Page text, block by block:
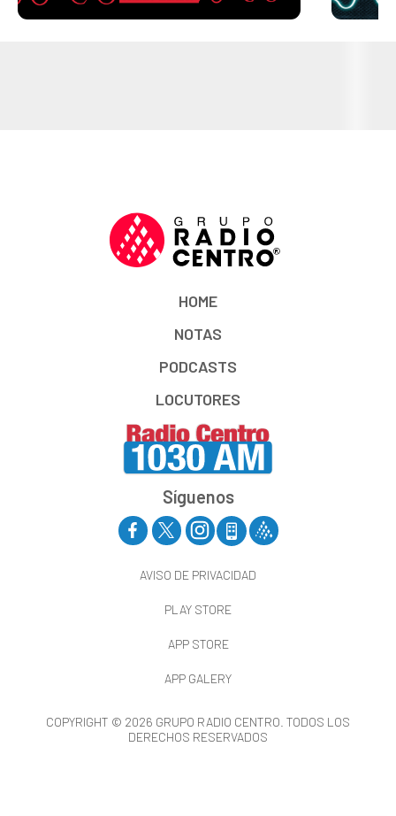
HOME
NOTAS
PODCASTS
LOCUTORES
Síguenos
AVISO DE PRIVACIDAD
PLAY STORE
APP STORE
APP GALERY
COPYRIGHT © 2026 GRUPO RADIO CENTRO. TODOS LOS
DERECHOS RESERVADOS